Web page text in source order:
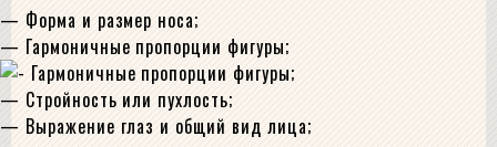
— Форма и размер носа;
— Гармоничные пропорции фигуры;
— Стройность или пухлость;
— Выражение глаз и общий вид лица;